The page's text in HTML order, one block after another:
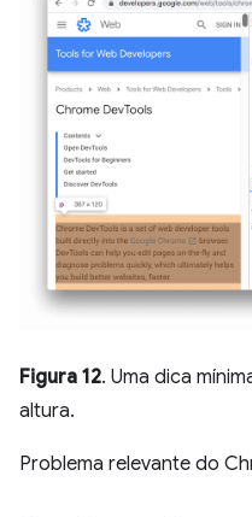
Figura 12. Uma dica
altura.
Problema relevante do